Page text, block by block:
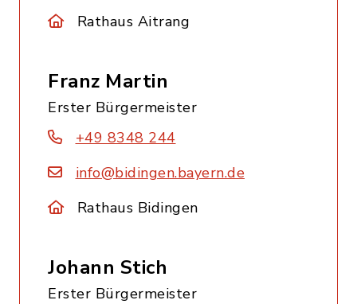
Rathaus Aitrang
Franz Martin
Erster Bürgermeister
+49 8348 244
info@bidingen.bayern.de
Rathaus Bidingen
Johann Stich
Erster Bürgermeister